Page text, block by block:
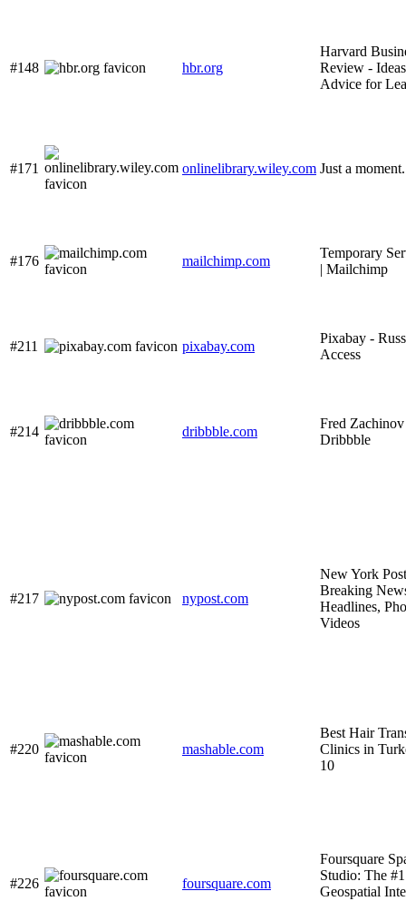
#148 hbr.org
Harvard
Review -
Advice for
#171 onlinelibrary.wiley.com Just a
#176 mailchimp.com
Temporary
| Mailchimp
#211 pixabay.com
Pixabay -
Access
#214 dribbble.com
Fred Zachinov
Dribbble
#217 nypost.com
New York
Breaking
Headlines,
Videos
#220 mashable.com
Best Hair
Clinics in
10
#226 foursquare.com
Foursquare
Studio: The #1
Geospatial